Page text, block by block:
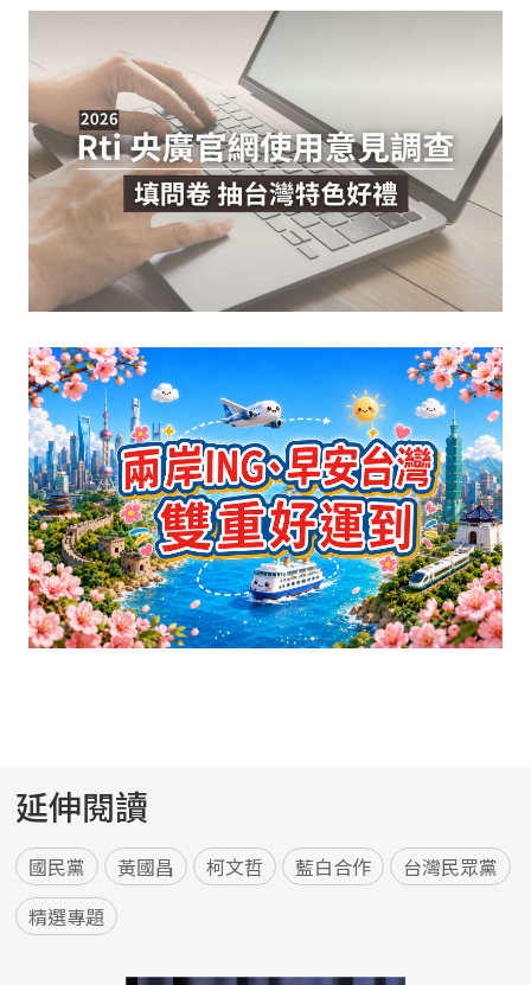
延伸閱讀
國民黨 黃國昌 柯文哲 藍白合作
台灣民眾黨
精選專題